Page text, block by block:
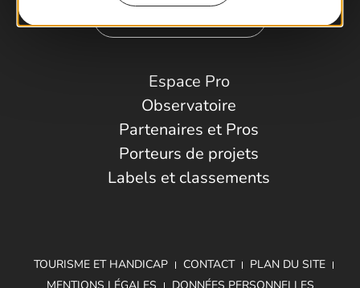
Espace Pro
Observatoire
Partenaires et Pros
Porteurs de projets
Labels et classements
TOURISME ET HANDICAP CONTACT
PLAN DU SITE